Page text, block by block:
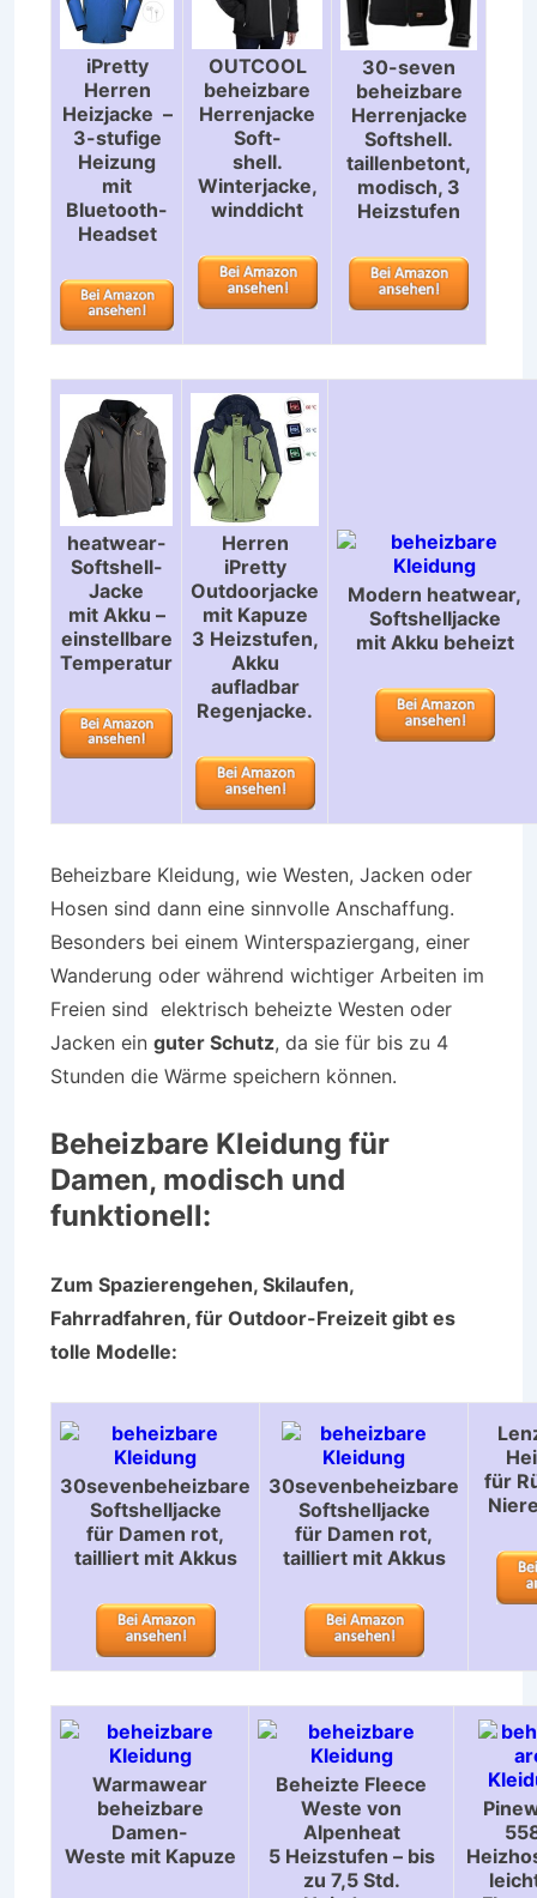
iPretty
Herren
Heizjacke –
3-stufige
Heizung
mit
Bluetooth-
Headset
OUTCOOL
beheizbare
Herrenjacke
Soft-
shell.
Winterjacke,
winddicht
30-seven
beheizbare
Herrenjacke
Softshell.
taillenbetont,
modisch, 3
Heizstufen
heatwear-
Softshell-
Jacke
mit Akku –
einstellbare
Temperatur
Herren
iPretty
Outdoorjacke
mit Kapuze
3 Heizstufen,
Akku
aufladbar
Regenjacke.
Modern heatwear,
Softshelljacke
mit Akku beheizt
Beheizbare Kleidung, wie Westen, Jacken oder
Hosen sind dann eine sinnvolle Anschaffung.
Besonders bei einem Winterspaziergang, einer
Wanderung oder während wichtiger Arbeiten im
Freien sind elektrisch beheizte Westen oder
Jacken ein guter Schutz, da sie für bis zu 4
Stunden die Wärme speichern können.
Beheizbare Kleidung für
Damen, modisch und
funktionell:
Zum Spazierengehen, Skilaufen,
Fahrradfahren, für Outdoor-Freizeit gibt es
tolle Modelle:
30sevenbeheizbare
Softshelljacke
für Damen rot,
tailliert mit Akkus
30sevenbeheizbare
Softshelljacke
für Damen rot,
tailliert mit Akkus
für
Warmawear
beheizbare
Damen-
Weste mit Kapuze
Beheizte Fleece
Weste von
Alpenheat
5 Heizstufen – bis
zu 7,5 Std.